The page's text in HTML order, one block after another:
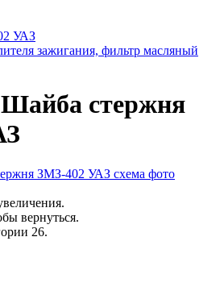
УАЗ
зажигания, фильтр масляный
Шайба стержня
вернуться.
26.